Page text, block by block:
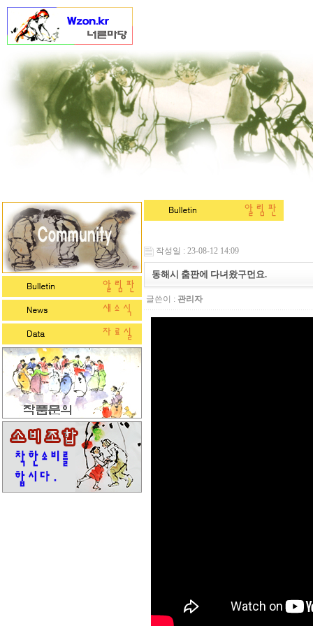
작성일 : 23-08-12 14:09
동해시 춤판에 다녀왔구먼요.
글쓴이 : 관리자